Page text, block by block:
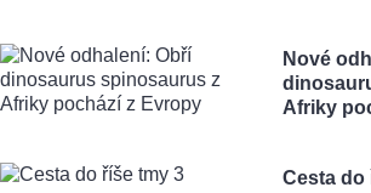
Nové
Afriky
Cesta do